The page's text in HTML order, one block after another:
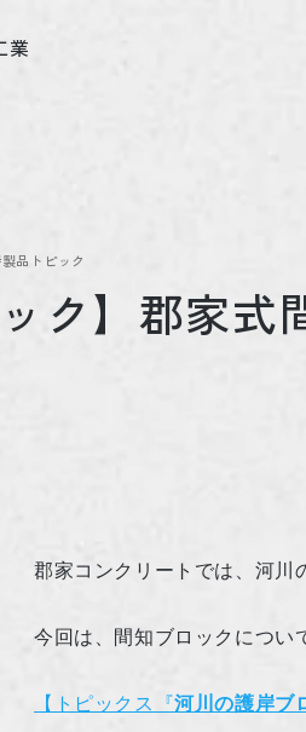
品トピック
ック】郡家
郡家コンクリートでは、河川
今回は、間知ブロックについ
【トピックス『河川の護岸ブ